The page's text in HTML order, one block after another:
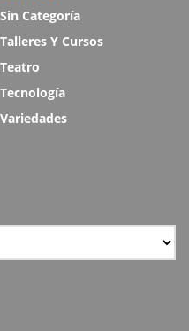
Sin Categoría
Talleres Y Cursos
Teatro
Tecnología
Variedades